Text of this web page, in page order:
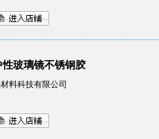
玻璃镜不锈钢胶
料科技有限公司